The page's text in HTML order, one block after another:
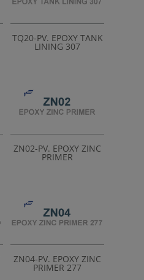
TQ20-PV. EPOXY TANK
LINING 307
ZN02-PV. EPOXY ZINC
PRIMER
ZN04-PV. EPOXY ZINC
PRIMER 277